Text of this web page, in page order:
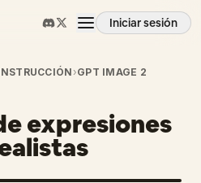
Iniciar sesión
›GPT IMAGE 2
expresiones